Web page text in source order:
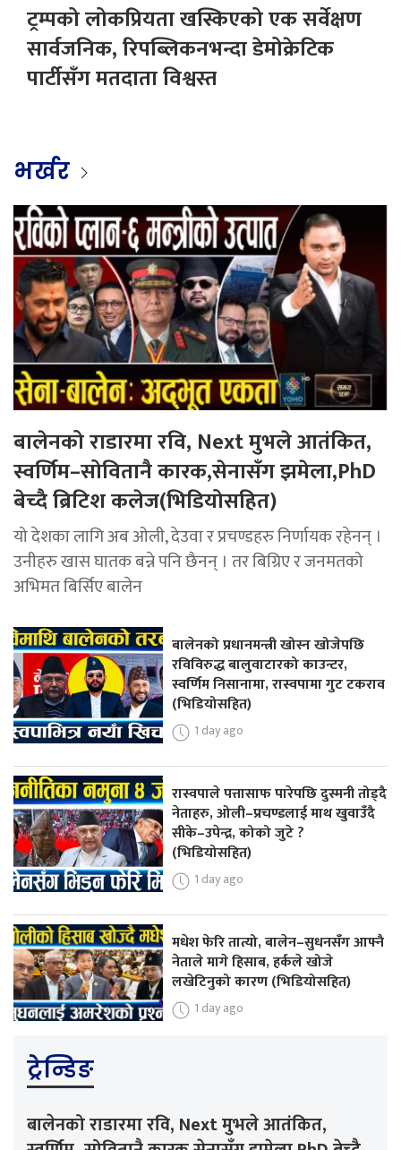
ट्रम्पको लोकप्रियता खस्किएको एक सर्वेक्षण
सार्वजनिक, रिपब्लिकनभन्दा डेमोक्रेटिक
पार्टीसँग मतदाता विश्वस्त
भर्खर
बालेनको राडारमा रवि, Next मुभले आतंकित,
स्वर्णिम–सोवितानै कारक,सेनासँग झमेला,PhD
बेच्दै ब्रिटिश कलेज(भिडियोसहित)
यो देशका लागि अब ओली, देउवा र प्रचण्डहरु निर्णायक रहेनन् ।
उनीहरु खास घातक बन्ने पनि छैनन् । तर बिग्रिए र जनमतको
अभिमत बिर्सिए बालेन
बालेनको प्रधानमन्त्री खोस्न खोजेपछि
रविविरुद्ध बालुवाटारको काउन्टर,
स्वर्णिम निसानामा, रास्वपामा गुट टकराव
(भिडियोसहित)
1 day ago
रास्वपाले पत्तासाफ पारेपछि दुस्मनी तोड्दै
नेताहरु, ओली–प्रचण्डलाई माथ खुवाउँदै
सीके–उपेन्द्र, कोको जुटे ?
(भिडियोसहित)
1 day ago
मधेश फेरि तात्यो, बालेन–सुधनसँग आफ्नै
नेताले मागे हिसाब, हर्कले खोजे
लखेटिनुको कारण (भिडियोसहित)
1 day ago
ट्रेन्डिङ
बालेनको राडारमा रवि, Next मुभले आतंकित,